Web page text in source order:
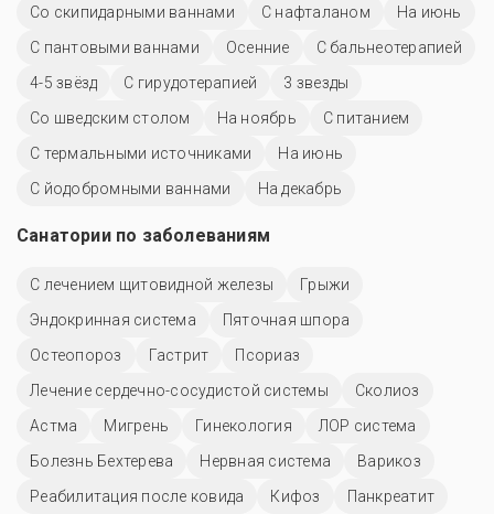
Со скипидарными ваннами
С нафталаном
На июнь
С пантовыми ваннами
Осенние
С бальнеотерапией
4-5 звёзд
С гирудотерапией
3 звезды
Со шведским столом
На ноябрь
С питанием
С термальными источниками
На июнь
С йодобромными ваннами
На декабрь
Санатории по заболеваниям
С лечением щитовидной железы
Грыжи
Эндокринная система
Пяточная шпора
Остеопороз
Гастрит
Псориаз
Лечение сердечно-сосудистой системы
Сколиоз
Астма
Мигрень Гинекология
ЛОР система
Болезнь Бехтерева
Нервная система
Варикоз
Реабилитация после ковида
Кифоз
Панкреатит